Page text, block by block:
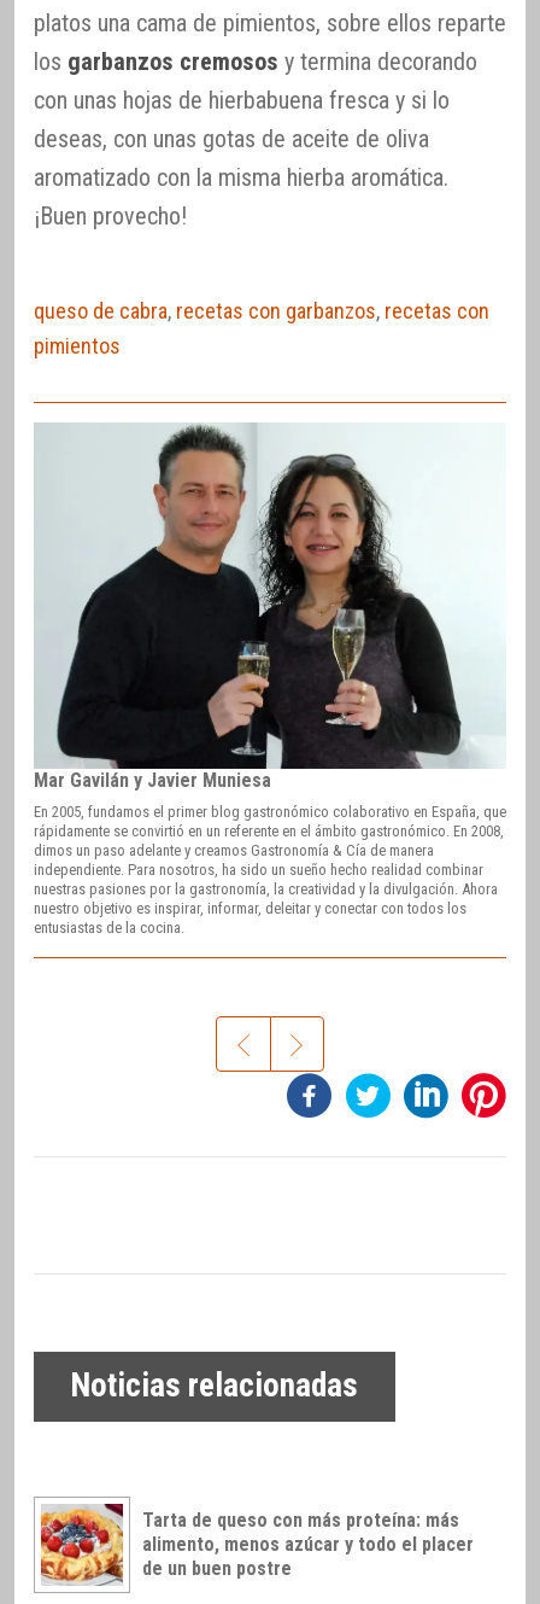
platos una cama de pimientos, sobre ellos reparte
los garbanzos cremosos y termina decorando
con unas hojas de hierbabuena fresca y si lo
deseas, con unas gotas de aceite de oliva
aromatizado con la misma hierba aromática.
¡Buen provecho!
queso de cabra, recetas con garbanzos, recetas con
pimientos
Mar Gavilán y Javier Muniesa
En 2005, fundamos el primer blog gastronómico colaborativo en España, que
rápidamente se convirtió en un referente en el ámbito gastronómico. En 2008,
dimos un paso adelante y creamos Gastronomía & Cía de manera
independiente. Para nosotros, ha sido un sueño hecho realidad combinar
nuestras pasiones por la gastronomía, la creatividad y la divulgación. Ahora
nuestro objetivo es inspirar, informar, deleitar y conectar con todos los
entusiastas de la cocina.
Noticias relacionadas
Tarta de queso con más proteína: más
alimento, menos azúcar y todo el placer
de un buen postre